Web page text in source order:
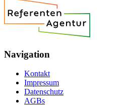
Navigation
Kontakt
Impressum
Datenschutz
AGBs